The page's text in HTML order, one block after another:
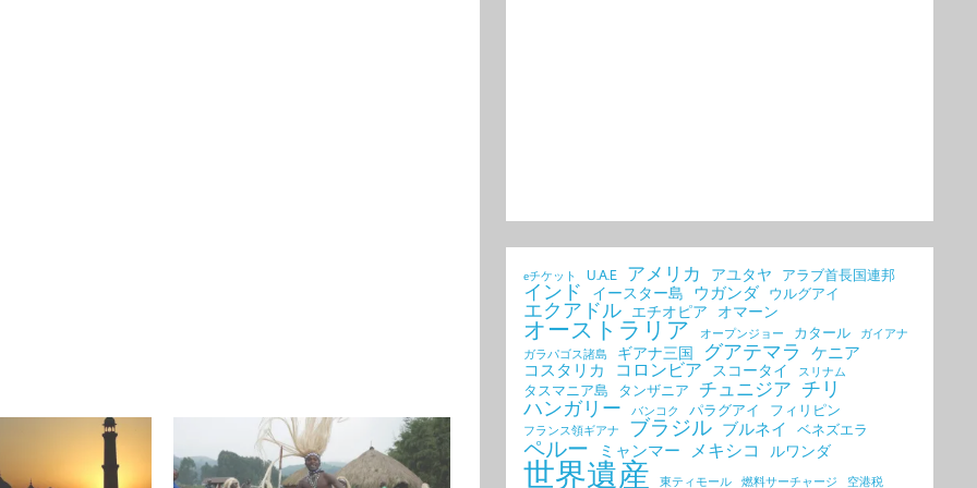
eチケット U.A.E アメリカ アユタヤ アラブ首長国連邦
インド イースター島 ウガンダ ウルグアイ
エクアドル エチオピア オマーン
オーストラリア オープンジョー カタール
ガイアナ
ガラパゴス諸島
ギアナ三国 グアテマラ
ケニア
コスタリカ
コロンビア スコータイ スリナム
タスマニア島 タンザニア チュニジア チリ
ハンガリー バンコク パラグアイ フィリピン
フランス領ギアナ ブラジル ブルネイ ベネズエラ
ペルー ミャンマー メキシコ ルワンダ
世界遺産 東ティモール 燃料サーチャージ 空港税